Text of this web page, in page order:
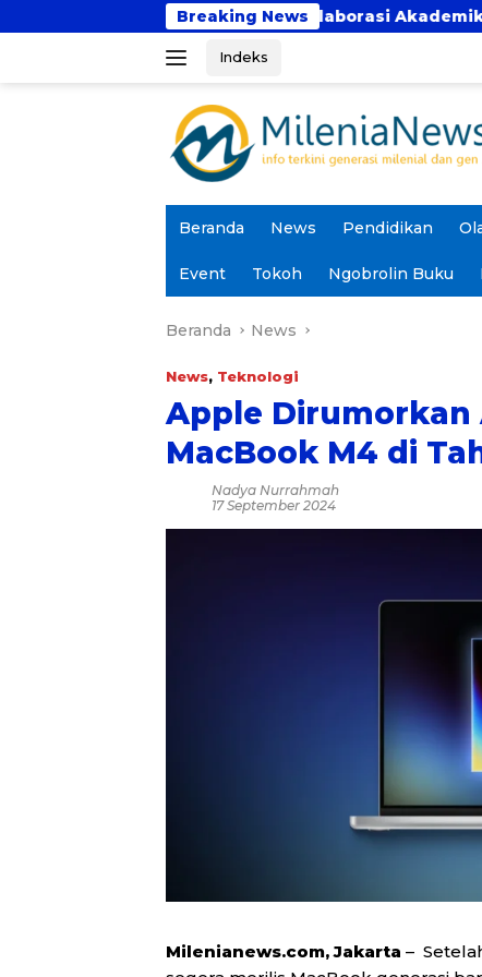
ke
Breaking News
Perkuat Kolaborasi Akademik Lewat Program
Indeks
Beranda News Pendidikan
Event Tokoh Ngobrolin Buku
Beranda News
News, Teknologi
Apple Dirumorkan
MacBook M4 di
Nadya Nurrahmah
17 September 2024
Milenianews.com, Jakarta –